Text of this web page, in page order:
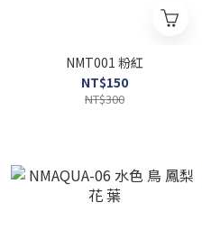
NMT001 粉紅
NT$150
NT$300